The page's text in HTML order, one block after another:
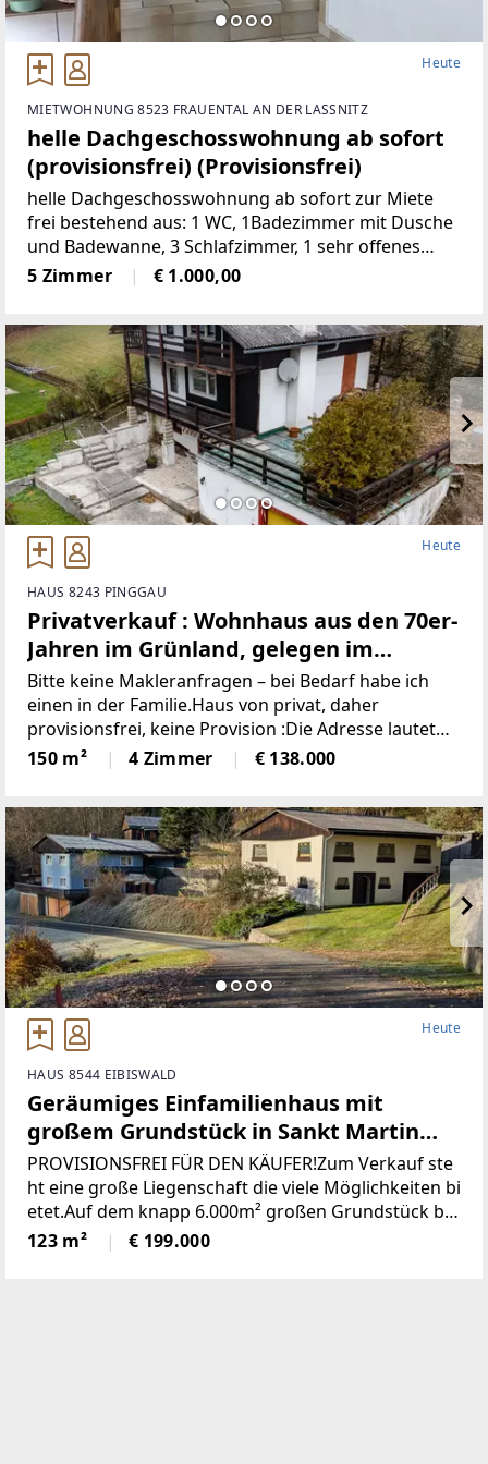
Heute
MIETWOHNUNG 8523 FRAUENTAL AN DER LASSNITZ
helle Dachgeschosswohnung ab sofort
(provisionsfrei) (Provisionsfrei)
helle Dachgeschosswohnung ab sofort zur Miete
frei bestehend aus: 1 WC, 1Badezimmer mit Dusche
und Badewanne, 3 Schlafzimmer, 1 sehr offenes
Wohnzimmermit Balkon und Kachelofen, 1 voll
möbelierte Küche, 1 Abstellraum,
5 Zimmer € 1.000,00
Heute
HAUS 8243 PINGGAU
Privatverkauf : Wohnhaus aus den 70er-
Jahren im Grünland, gelegen im
idyllischen Wechselgebiet
(Provisionsfrei)
Bitte keine Makleranfragen – bei Bedarf habe ich
einen in der Familie.Haus von privat, daher
provisionsfrei, keine Provision :Die Adresse lautet
“8243 Pinggau, Wiesenhöf 43“. Achtung : in
manchen Navis(auch
150 m² 4 Zimmer € 138.000
Heute
HAUS 8544 EIBISWALD
Geräumiges Einfamilienhaus mit
großem Grundstück in Sankt Martin
(Provisionsfrei)
PROVISIONSFREI FÜR DEN KÄUFER!Zum Verkauf ste
ht eine große Liegenschaft die viele Möglichkeiten bi
etet.Auf dem knapp 6.000m² großen Grundstück be
findet sich ein Wohngebäude bestehend aus derzeit
zwei getrennten Wohnungen, einem großen zweist
123 m² € 199.000